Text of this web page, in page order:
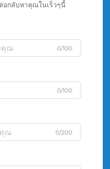
อกลับหาคุณในเร็วๆนี้
0/100
0/100
0/200